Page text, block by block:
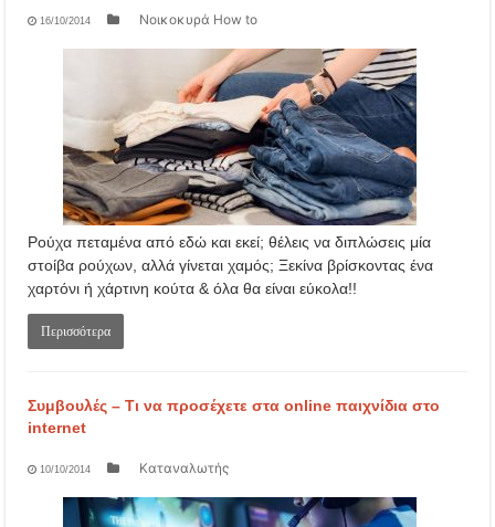
16/10/2014 Νοικοκυρά How to
Ρούχα πεταμένα από εδώ και εκεί; θέλεις να διπλώσεις μία
στοίβα ρούχων, αλλά γίνεται χαμός; Ξεκίνα βρίσκοντας ένα
χαρτόνι ή χάρτινη κούτα & όλα θα είναι εύκολα!!
Περισσότερα
Συμβουλές – Τι να προσέχετε στα online παιχνίδια στο
internet
10/10/2014 Καταναλωτής